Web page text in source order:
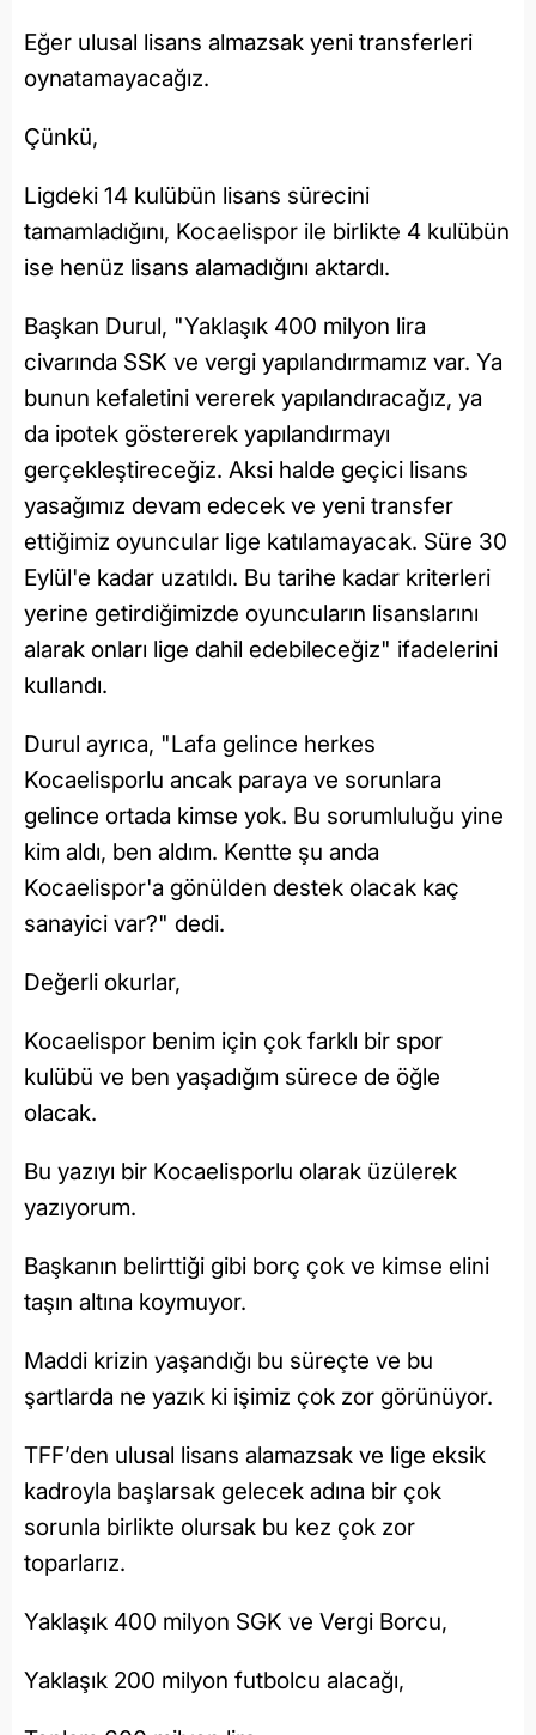
Eğer ulusal lisans almazsak yeni transferleri
oynatamayacağız.
Çünkü,
Ligdeki 14 kulübün lisans sürecini
tamamladığını, Kocaelispor ile birlikte 4 kulübün
ise henüz lisans alamadığını aktardı.
Başkan Durul, "Yaklaşık 400 milyon lira
civarında SSK ve vergi yapılandırmamız var. Ya
bunun kefaletini vererek yapılandıracağız, ya
da ipotek göstererek yapılandırmayı
gerçekleştireceğiz. Aksi halde geçici lisans
yasağımız devam edecek ve yeni transfer
ettiğimiz oyuncular lige katılamayacak. Süre 30
Eylül'e kadar uzatıldı. Bu tarihe kadar kriterleri
yerine getirdiğimizde oyuncuların lisanslarını
alarak onları lige dahil edebileceğiz" ifadelerini
kullandı.
Durul ayrıca, "Lafa gelince herkes
Kocaelisporlu ancak paraya ve sorunlara
gelince ortada kimse yok. Bu sorumluluğu yine
kim aldı, ben aldım. Kentte şu anda
Kocaelispor'a gönülden destek olacak kaç
sanayici var?" dedi.
Değerli okurlar,
Kocaelispor benim için çok farklı bir spor
kulübü ve ben yaşadığım sürece de öğle
olacak.
Bu yazıyı bir Kocaelisporlu olarak üzülerek
yazıyorum.
Başkanın belirttiği gibi borç çok ve kimse elini
taşın altına koymuyor.
Maddi krizin yaşandığı bu süreçte ve bu
şartlarda ne yazık ki işimiz çok zor görünüyor.
TFF’den ulusal lisans alamazsak ve lige eksik
kadroyla başlarsak gelecek adına bir çok
sorunla birlikte olursak bu kez çok zor
toparlarız.
Yaklaşık 400 milyon SGK ve Vergi Borcu,
Yaklaşık 200 milyon futbolcu alacağı,